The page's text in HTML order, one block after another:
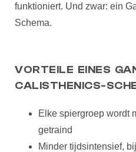
funktioniert. Und zwar: ein
Schema.
VORTEILE EINES
CALISTHENICS-
Elke spiergroep wordt
getraind
Minder tijdsintensief,